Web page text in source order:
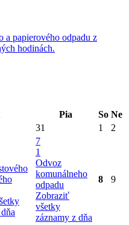
a papierového odpadu z
hodinách.
Pia So Ne
31 1 2
7
1
Odvoz
komunálneho
odpadu
Zobraziť
všetky
záznamy z dňa
8 9